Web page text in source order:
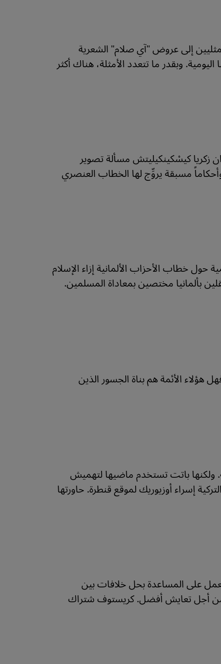
إلى عروض "آي صلام" الشعرية
وبقدر ما تتعدد الأمثلة، هناك أكثر
زكريا كيسْكينكيليتش مسألة تصوير
مسبقة يروِّج لها الخطاب العنصري
خطاب الأحزاب الألمانية إزاء الإسلام
بألمانيا مختصين بمعاداة المسلمين.
هؤلاء الأئمة هم بناة الجسور الذين
ولكنها باتت تستخدم ماضيها لتهميش
إسراء أوزيوريك لموقع قنطرة. حاورتها
على المساعدة بحل خلافات بين
من أجل تعايش أفضل. كريستوف شتراك